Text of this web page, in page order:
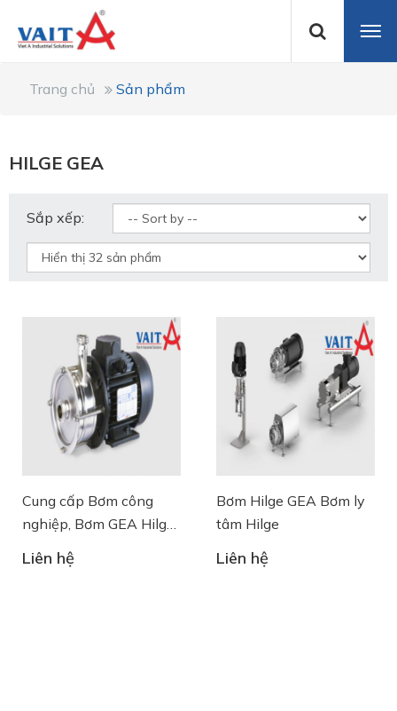
Trang chủ Sản phẩm
HILGE GEA
Sắp xếp:
Cung cấp Bơm công
nghiệp, Bơm GEA Hilge
Liên hệ
Bơm Hilge GEA Bơm ly
tâm Hilge
Liên hệ